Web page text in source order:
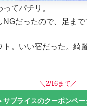
てパチリ。
NGだったので、足まで
ト。いい宿だった。綺
＼2/16まで／
サプライスのクーポンペ